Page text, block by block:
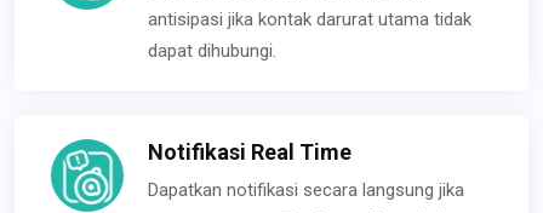
antisipasi jika kontak darurat utama tidak
dapat dihubungi.
Notifikasi Real Time
Dapatkan notifikasi secara langsung jika